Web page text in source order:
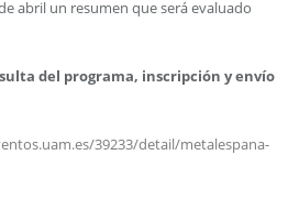
abril un resumen que será evaluado
del programa, inscripción y envío
39233/detail/metalespana-